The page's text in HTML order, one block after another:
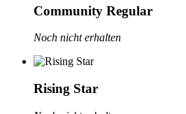
Community Regular
Noch nicht erhalten
Rising Star